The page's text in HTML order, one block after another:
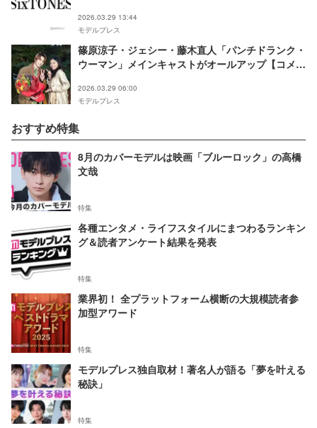
2026.03.29 13:44
モデルプレス
篠原涼子・ジェシー・藤木直人「パンチドランク・
ウーマン」メインキャストがオールアップ【コメン
2026.03.29 06:00
モデルプレス
おすすめ特集
8月のカバーモデルは映画「ブルーロック」の高橋
文哉
特集
各種エンタメ・ライフスタイルにまつわるランキン
グ＆読者アンケート結果を発表
特集
業界初！ 全プラットフォーム横断の大規模読者参
加型アワード
特集
モデルプレス独自取材！著名人が語る「夢を叶える
秘訣」
特集